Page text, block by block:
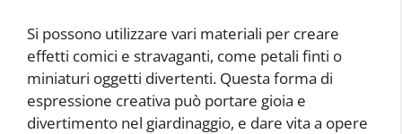
Si possono utilizzare vari materiali per creare
effetti comici e stravaganti, come petali finti o
miniaturi oggetti divertenti. Questa forma di
espressione creativa può portare gioia e
divertimento nel giardinaggio, e dare vita a opere